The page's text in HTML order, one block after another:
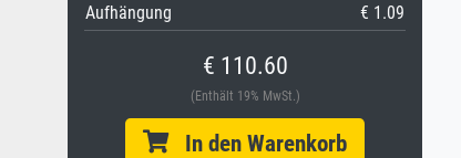
Aufhängung
€ 1.09
€ 110.60
(Enthält 19% MwSt.)
In den Warenkorb